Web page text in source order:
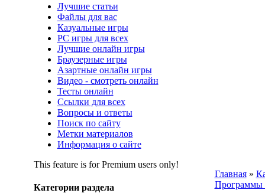
Лучшие статьи
Файлы для вас
Казуальные игры
PC игры для всех
Лучшие онлайн игры
Браузерные игры
Азартные онлайн игры
Видео - смотреть онлайн
Тесты онлайн
Ссылки для всех
Вопросы и ответы
Поиск по сайту
Метки материалов
Информация о сайте
This feature is for Premium users only!
Категории раздела
Главная»
Программы